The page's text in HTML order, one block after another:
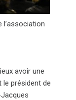
l’association
avoir une
le président de